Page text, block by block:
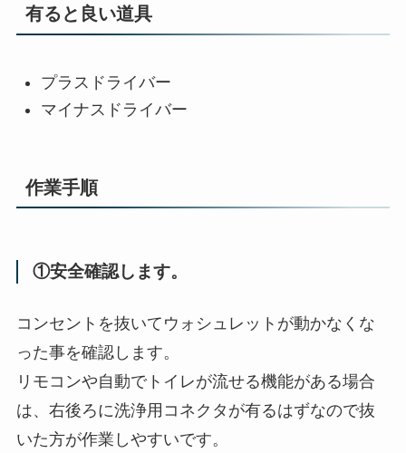
有ると良い道具
プラスドライバー
マイナスドライバー
作業手順
①安全確認します。
コンセントを抜いてウォシュレットが動かなくな
った事を確認します。
リモコンや自動でトイレが流せる機能がある場合
は、右後ろに洗浄用コネクタが有るはずなので抜
いた方が作業しやすいです。